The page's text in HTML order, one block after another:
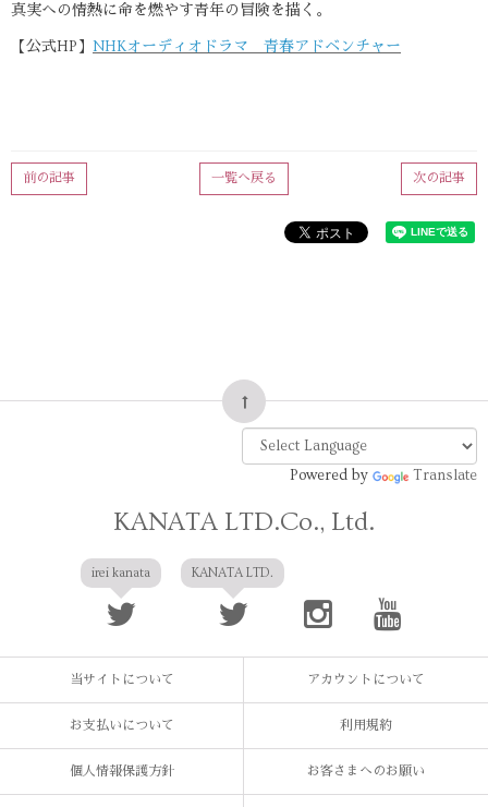
真実への情熱に命を燃やす青年の冒険を描く。
【公式HP】 NHKオーディオドラマ 青春アドベンチャー
次の記事
一覧へ戻る
前の記事
Powered by Translate
KANATA LTD.Co., Ltd.
irei kanata KANATA LTD.
当サイトについて アカウントについて
お支払いについて 利用規約
個人情報保護方針 お客さまへのお願い